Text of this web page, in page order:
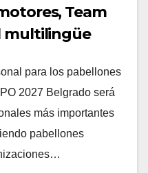
Team
multilingüe
para los pabellones
2027 Belgrado será
más importantes
pabellones